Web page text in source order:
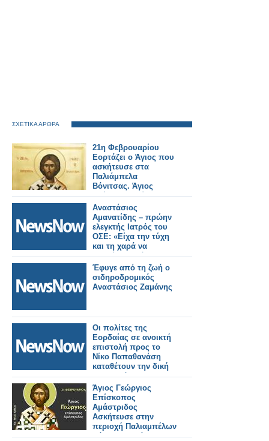
ΣΧΕΤΙΚΑ ΑΡΘΡΑ
21η Φεβρουαρίου
Εορτάζει ο Άγιος που
ασκήτευσε στα
Παλιάμπελα
Βόνιτσας. Άγιος
Γεώργιος Επίσκοπος
Αμάστριδος
Αναστάσιος
Αμανατίδης – πρώην
ελεγκτής Ιατρός του
ΟΣΕ: «Είχα την τύχη
και τη χαρά να
γνωρίσω αξιόλογους
ανθρώπους στον
σιδηρόδρομο»
Έφυγε από τη ζωή ο
σιδηροδρομικός
Αναστάσιος Ζαμάνης
Οι πολίτες της
Εορδαίας σε ανοικτή
επιστολή προς το
Νίκο Παπαθανάση
καταθέτουν την δική
τους πρόταση για την
σιδηροδρομική
γραμμή Ελλάδος -
Αλβανίας
Άγιος Γεώργιος
Επίσκοπος
Αμάστριδος
Ασκήτευσε στην
περιοχή Παλιαμπέλων
Βόνιτσας Γράφει ο